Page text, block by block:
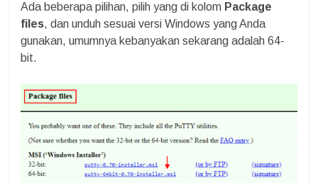
Ada beberapa pilihan, pilih yang di kolom Package
files, dan unduh sesuai versi Windows yang Anda
gunakan, umumnya kebanyakan sekarang adalah 64-
bit.